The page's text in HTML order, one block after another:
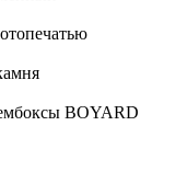
BOYARD